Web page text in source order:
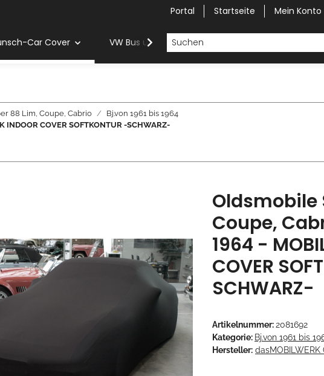
Portal Startseite Mein Konto
Car Cover VW Bus und Van Car Cover
88 Lim, Coupe, Cabrio
Bj.von 1961 bis 1964
COVER SOFTKONTUR -SCHWARZ-
Oldsmobile
Coupe,
1964 -
COVER
SCHWARZ-
Artikelnummer:2081692
Kategorie: Bj.von 1961 bis
Hersteller: dasMOBILWERK